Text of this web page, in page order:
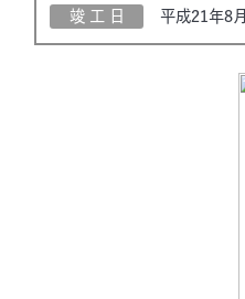
竣 工 日 平成21年8月